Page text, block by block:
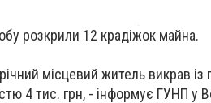
розкрили 12 крадіжок майна.
місцевий житель викрав із
4 тис. грн, - інформує ГУНП у